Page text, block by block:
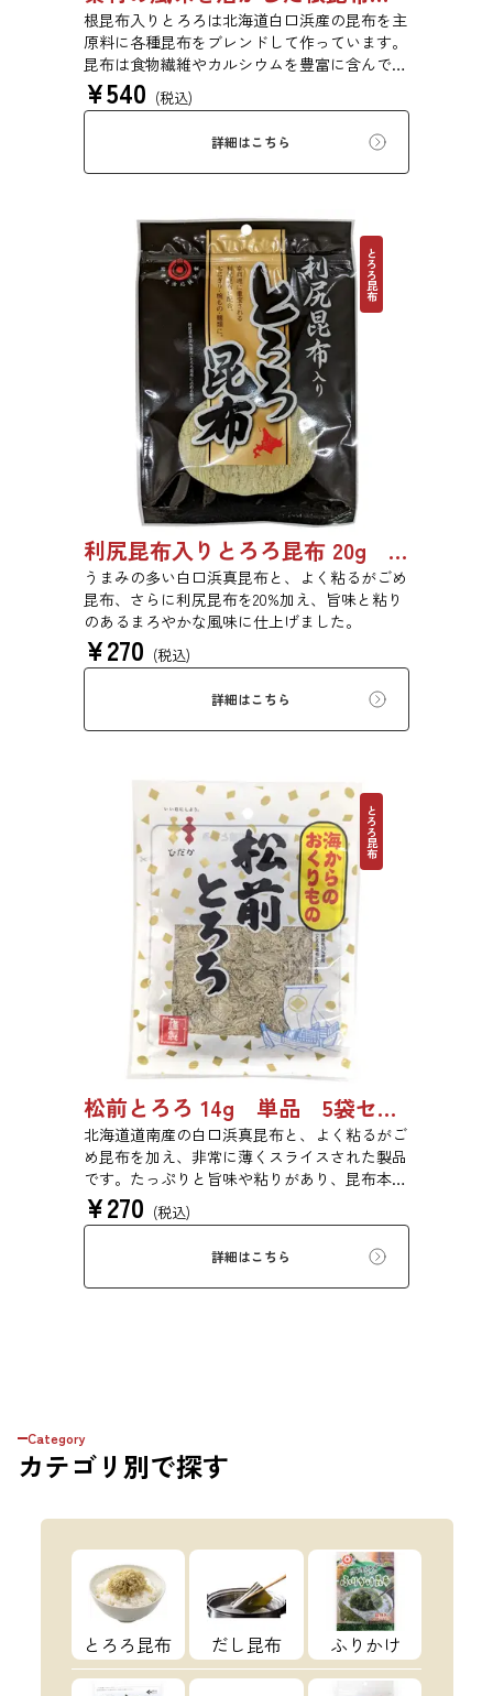
根昆布入りとろろは北海道白口浜産の昆布を主
原料に各種昆布をブレンドして作っています。
昆布は食物繊維やカルシウムを豊富に含んでい
ます。薄くふんわりと削っており、ご飯やお吸
い物、うどんに入れて美味しく召し上がれま
す。お口の中でとろーり、つるっと広がる根昆
布入りとろろを是非ご賞味ください。
¥540 (税込)
詳細はこちら
とろろ昆布
利尻昆布入りとろろ昆布 20g 3436
うまみの多い白口浜真昆布と、よく粘るがごめ
昆布、さらに利尻昆布を20%加え、旨味と粘り
のあるまろやかな風味に仕上げました。
¥270 (税込)
詳細はこちら
とろろ昆布
松前とろろ 14g 単品 5袋セット 20袋セット 3443
北海道道南産の白口浜真昆布と、よく粘るがご
め昆布を加え、非常に薄くスライスされた製品
です。たっぷりと旨味や粘りがあり、昆布本来
の風味を存分にご賞味いただけます。現代の食
生活にぜひ一日一度、お好みの量をお召し上が
¥270 (税込)
詳細はこちら
Category
カテゴリ 別で探す
とろろ昆布 だし昆布 ふりかけ